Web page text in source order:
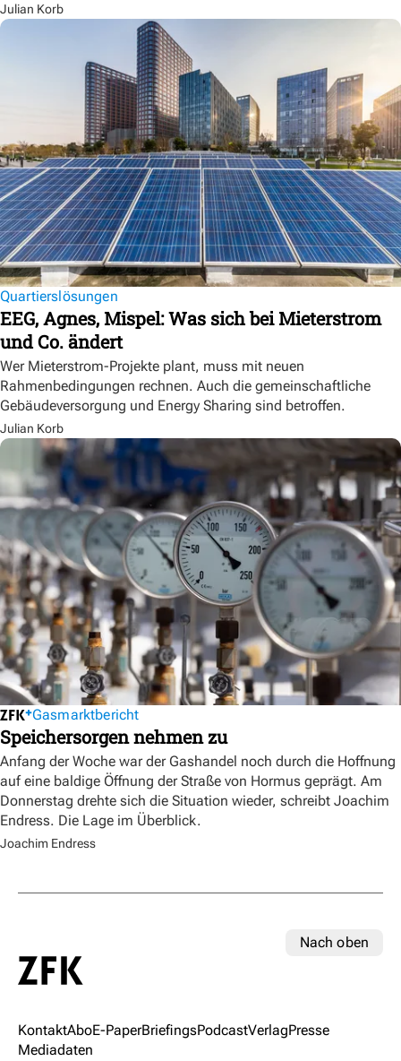
Julian Korb
Quartierslösungen
EEG, Agnes, Mispel: Was sich bei Mieterstrom
und Co. ändert
Wer Mieterstrom-Projekte plant, muss mit neuen
Rahmenbedingungen rechnen. Auch die gemeinschaftliche
Gebäudeversorgung und Energy Sharing sind betroffen.
Julian Korb
Gasmarktbericht
Speichersorgen nehmen zu
Anfang der Woche war der Gashandel noch durch die Hoffnung
auf eine baldige Öffnung der Straße von Hormus geprägt. Am
Donnerstag drehte sich die Situation wieder, schreibt Joachim
Endress. Die Lage im Überblick.
Joachim Endress
Nach oben
KontaktAboE-PaperBriefingsPodcastVerlagPresse
Mediadaten